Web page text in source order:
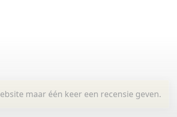
maar één keer een recensie geven.